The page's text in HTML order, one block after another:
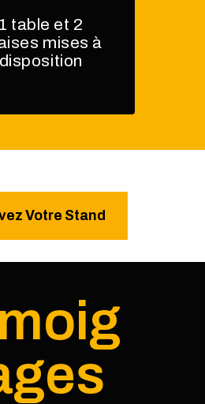
1 table et 2
mises à
disposition
Votre Stand